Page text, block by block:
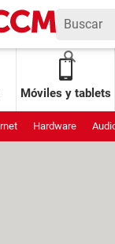
Móviles y tablets
Hardware